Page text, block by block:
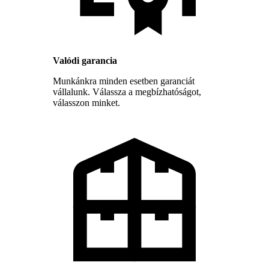
Valódi garancia
Munkánkra minden esetben garanciát
vállalunk. Válassza a megbízhatóságot,
válasszon minket.